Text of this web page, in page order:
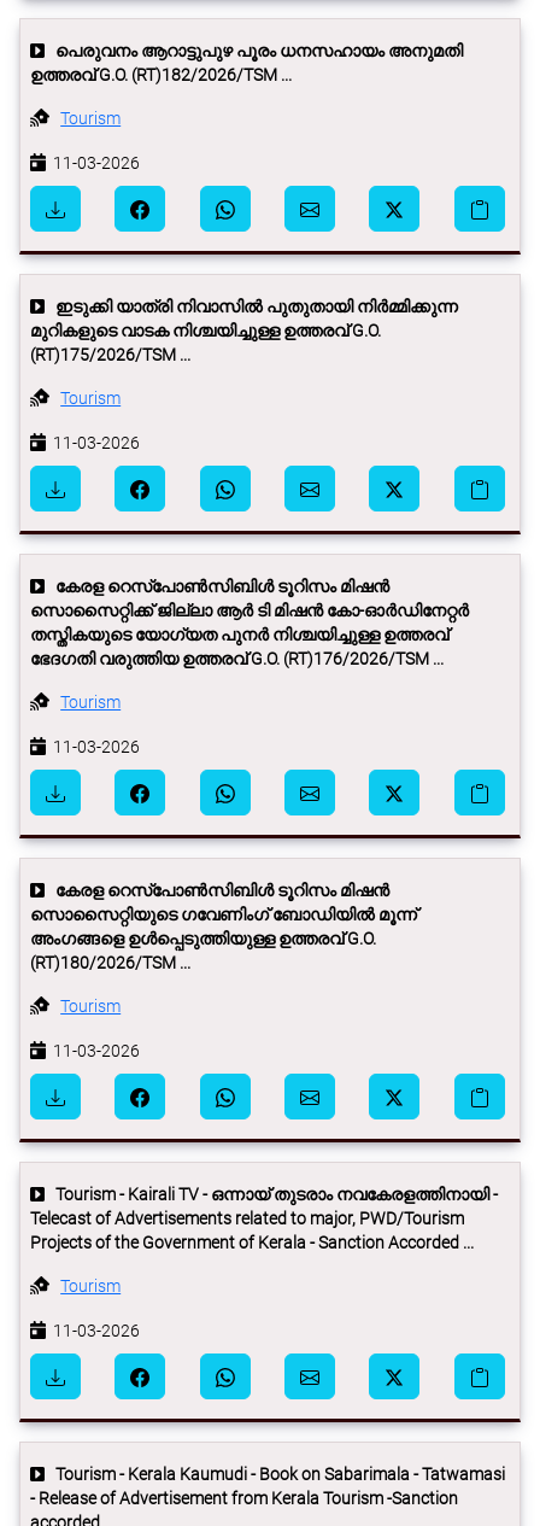
പെരുവനം ആറാട്ടുപുഴ പൂരം ധനസഹായം അനുമതി
ഉത്തരവ് G.O. (RT)182/2026/TSM ...
Tourism
11-03-2026
ഇടുക്കി യാത്രി നിവാസില്‍ പുതുതായി നിർമ്മിക്കുന്ന
മുറികളുടെ വാടക നിശ്ചയിച്ചുള്ള ഉത്തരവ് G.O.
(RT)175/2026/TSM ...
Tourism
11-03-2026
കേരള റെസ്പോണ്‍സിബിള്‍ ടൂറിസം മിഷന്‍
സൊസൈറ്റിക്ക് ജില്ലാ ആർ ടി മിഷൻ കോ-ഓർഡിനേറ്റർ
തസ്തികയുടെ യോഗ്യത പുനർ നിശ്ചയിച്ചുള്ള ഉത്തരവ്
ഭേദഗതി വരുത്തിയ ഉത്തരവ് G.O. (RT)176/2026/TSM ...
Tourism
11-03-2026
കേരള റെസ്പോണ്‍സിബിള്‍ ടൂറിസം മിഷന്‍
സൊസൈറ്റിയുടെ ഗവേണിംഗ് ബോഡിയില്‍ മൂന്ന്
അംഗങ്ങളെ ഉള്‍പ്പെടുത്തിയുള്ള ഉത്തരവ് G.O.
(RT)180/2026/TSM ...
Tourism
11-03-2026
Tourism - Kairali TV - ഒന്നായ് തുടരാം നവകേരളത്തിനായി -
Telecast of Advertisements related to major, PWD/Tourism
Projects of the Government of Kerala - Sanction Accorded ...
Tourism
11-03-2026
Tourism - Kerala Kaumudi - Book on Sabarimala - Tatwamasi
- Release of Advertisement from Kerala Tourism -Sanction